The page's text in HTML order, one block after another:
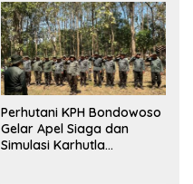
Perhutani KPH Bondowoso
Gelar Apel Siaga dan
Simulasi Karhutla